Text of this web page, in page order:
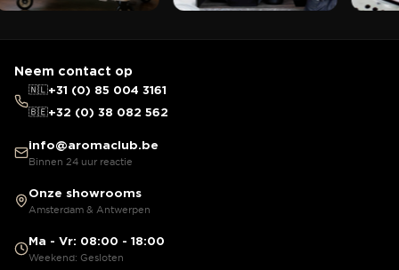
Neem contact op
🇳🇱+31 (0) 85 004 3161
🇧🇪+32 (0) 38 082 562
info@aromaclub.be
Binnen 24 uur reactie
Onze showrooms
Amsterdam & Antwerpen
Ma - Vr: 08:00 - 18:00
Weekend: Gesloten